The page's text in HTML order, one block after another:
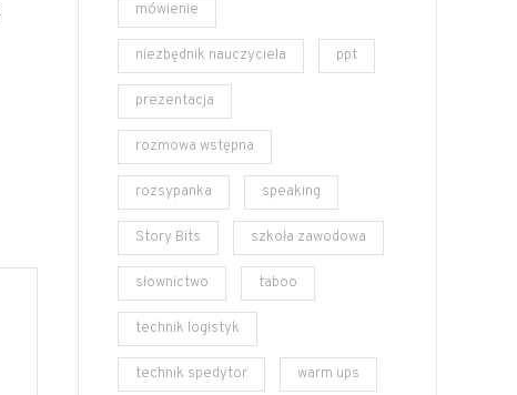
mówienie
niezbędnik nauczyciela ppt
prezentacja
rozmowa wstępna
rozsypanka speaking
Story Bits szkoła zawodowa
słownictwo taboo
technik logistyk
technik spedytor warm ups